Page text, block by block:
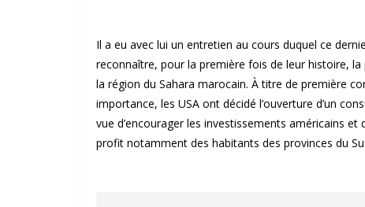
Il a eu avec lui un entretien au cours duquel ce
reconnaître, pour la première fois de leur histoire,
la région du Sahara marocain. À titre de première
importance, les USA ont décidé l’ouverture d’un
vue d’encourager les investissements américains
profit notamment des habitants des provinces du